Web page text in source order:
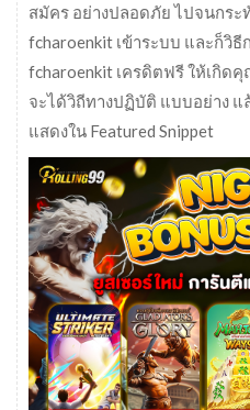
สมัคร อย่างปลอดภัย ไปจนกระ
fcharoenkit เข้าระบบ และก็วิ
fcharoenkit เครดิตฟรี ให้เกิ
จะได้วิถีทางปฏิบัติ แบบอย่าง แ
แสดงใน Featured Snippet